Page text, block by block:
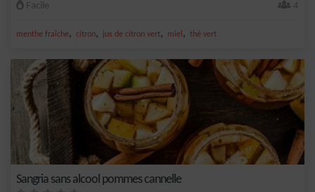
Facile 4
menthe fraîche, citron, jus de citron vert, miel , thé vert
Sangria sans alcool pommes cannelle